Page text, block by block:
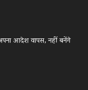
आदेश वापस, नहीं बनेंगे